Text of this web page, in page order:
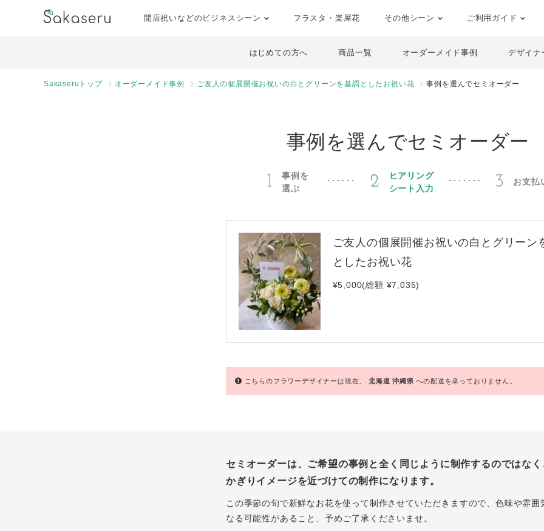
開店祝いなどのビジネスシーン フラスタ・楽屋花 その他シーン ご利用ガイド
はじめての方へ 商品一覧 オーダーメイド事例 デザイナ
Sakaseruトップ オーダーメイド事例 ご友人の個展開催お祝いの白とグリーンを基調としたお祝い花 事例を選んでセミオーダー
事例を選んでセミオーダー
1
事例を
選ぶ
2
ヒアリング
シート入力
3 お支払
ご友人の個展開催お祝いの白とグリーン
としたお祝い花
¥5,000(総額 ¥7,035)
こちらのフラワーデザイナーは現在、北海道沖縄県への配送を承っておりません。
セミオーダーは、ご希望の事例と全く同じように制作するのではな
かぎりイメージを近づけての制作になります。
この季節の旬で新鮮なお花を使って制作させていただきますので、色味や雰囲
なる可能性があること、予めご了承くださいませ。